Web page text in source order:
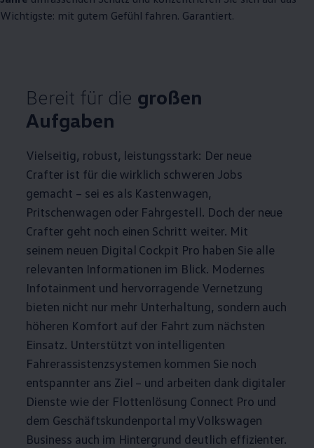
Wichtigste: mit gutem Gefühl fahren. Garantiert.
Bereit für die großen
Aufgaben
Vielseitig, robust, leistungsstark: Der neue
Crafter ist für die wirklich schweren Jobs
gemacht – sei es als Kastenwagen,
Pritschenwagen oder Fahrgestell. Doch der neue
Crafter geht noch einen Schritt weiter. Mit
seinem neuen Digital Cockpit Pro haben Sie alle
relevanten Informationen im Blick. Modernes
Infotainment und hervorragende Vernetzung
bieten nicht nur mehr Unterhaltung, sondern auch
höheren Komfort auf der Fahrt zum nächsten
Einsatz. Unterstützt von intelligenten
Fahrerassistenzsystemen kommen Sie noch
entspannter ans Ziel – und arbeiten dank digitaler
Dienste wie der Flottenlösung Connect Pro und
dem Geschäftskundenportal myVolkswagen
Business auch im Hintergrund deutlich effizienter.